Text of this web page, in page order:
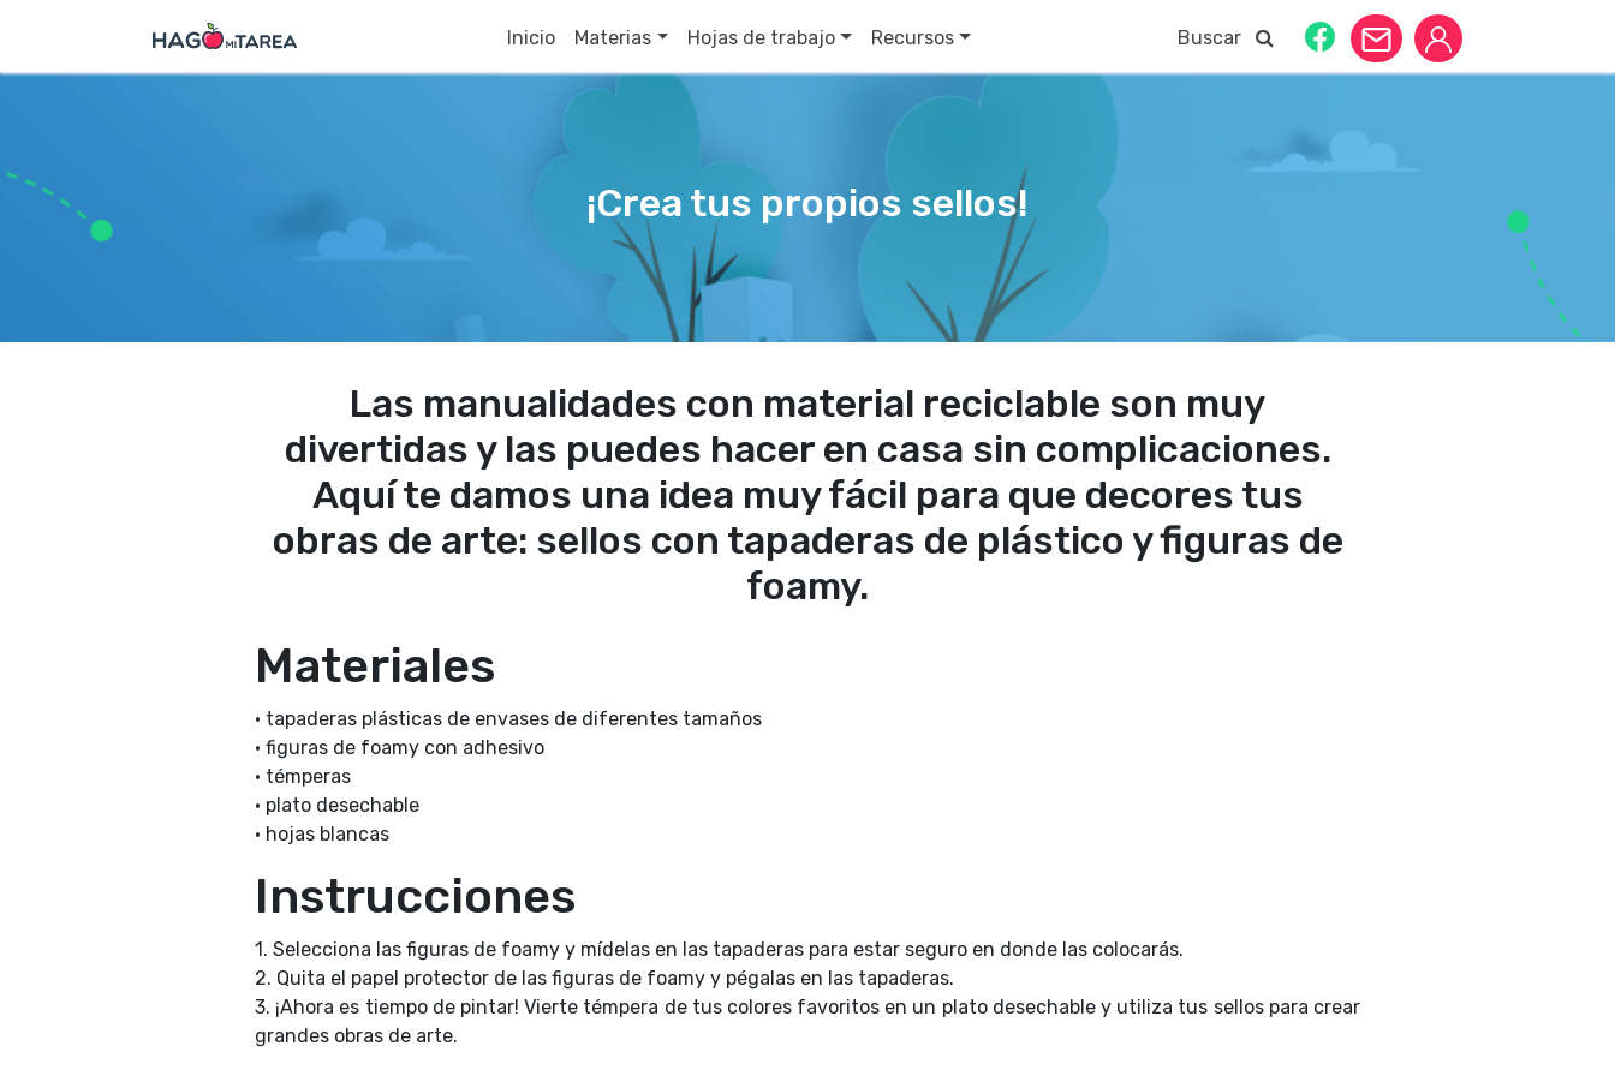
Inicio Materias Hojas de trabajo Recursos Buscar
¡Crea tus propios sellos!
Las manualidades con material reciclable son muy
divertidas y las puedes hacer en casa sin complicaciones.
Aquí te damos una idea muy fácil para que decores tus
obras de arte: sellos con tapaderas de plástico y figuras de
foamy.
Materiales
• tapaderas plásticas de envases de diferentes tamaños
• figuras de foamy con adhesivo
• témperas
• plato desechable
• hojas blancas
Instrucciones
1. Selecciona las figuras de foamy y mídelas en las tapaderas para estar seguro en donde las colocarás.
2. Quita el papel protector de las figuras de foamy y pégalas en las tapaderas.
3. ¡Ahora es tiempo de pintar! Vierte témpera de tus colores favoritos en un plato desechable y utiliza tus sellos para crear
grandes obras de arte.